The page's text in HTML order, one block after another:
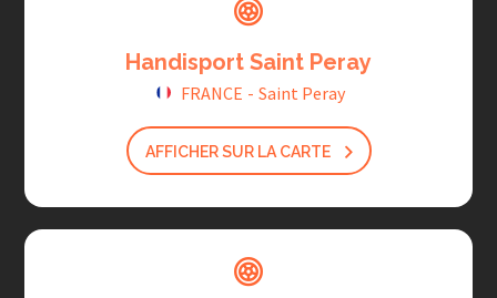
Handisport Saint Peray
FRANCE - Saint Peray
AFFICHER SUR LA CARTE